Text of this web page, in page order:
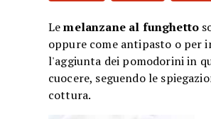
Lemelanzane al funghetto
oppure come antipasto o per
l'aggiunta dei pomodorini in
cuocere, seguendo le
cottura.